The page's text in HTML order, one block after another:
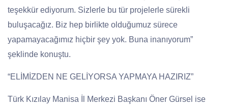
teşekkür ediyorum. Sizlerle bu tür projelerle sürekli
buluşacağız. Biz hep birlikte olduğumuz sürece
yapamayacağımız hiçbir şey yok. Buna inanıyorum”
şeklinde konuştu.
“ELİMİZDEN NE GELİYORSA YAPMAYA HAZIRIZ”
Türk Kızılay Manisa İl Merkezi Başkanı Öner Gürsel ise